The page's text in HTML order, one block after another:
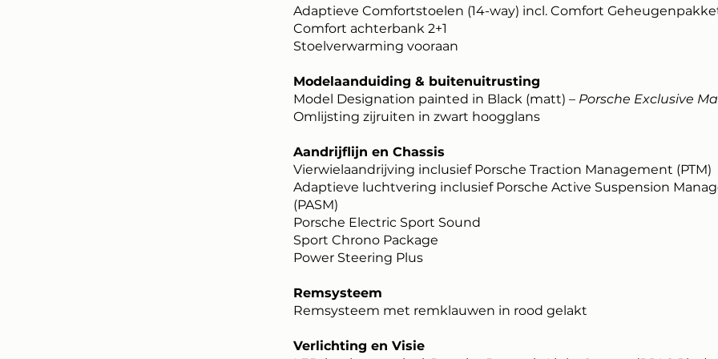
Adaptieve Comfortstoelen (14-way) incl. Comfort
Comfort achterbank 2+1
Stoelverwarming vooraan
Modelaanduiding & buitenuitrusting
Model Designation painted in Black (matt) – Porsche Exclusive
Omlijsting zijruiten in zwart hoogglans
Aandrijflijn en Chassis
Vierwielaandrijving inclusief Porsche Traction Management (PTM)
Adaptieve luchtvering inclusief Porsche Active Suspension
(PASM)
Porsche Electric Sport Sound
Sport Chrono Package
Power Steering Plus
Remsysteem
Remsysteem met remklauwen in rood gelakt
Verlichting en Visie